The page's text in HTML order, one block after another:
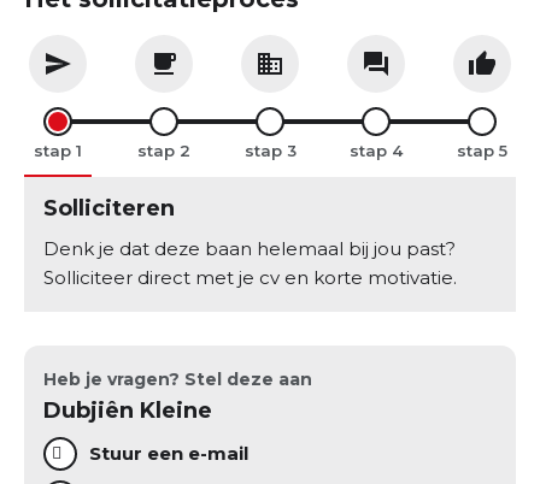
stap stap stap stap stap
Solliciteren
Denk je dat deze baan helemaal bij jou past?
Solliciteer direct met je cv en korte motivatie.
Heb je vragen? Stel deze aan
Dubjiên Kleine
Stuur een e-mail